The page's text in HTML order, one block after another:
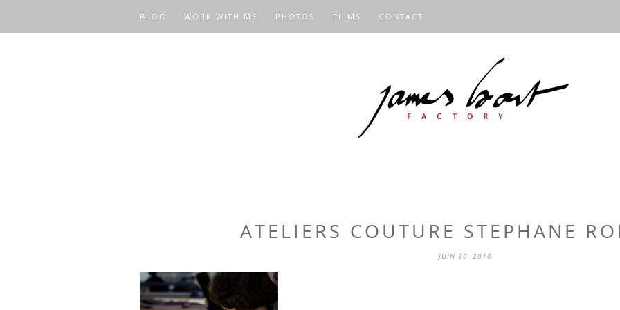
BLOG WORK WITH ME PHOTOS FILMS CONTACT
ATELIERS COUTURE STEPHANE
JUIN 10, 2010